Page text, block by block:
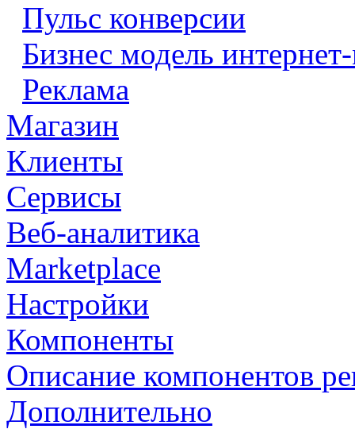
Пульс конверсии
Бизнес модель
Реклама
Магазин
Клиенты
Сервисы
Веб-аналитика
Marketplace
Настройки
Компоненты
Описание компонентов
Дополнительно